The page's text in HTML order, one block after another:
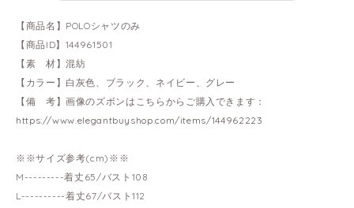
【商品名】POLOシャツのみ
【商品ID】144961501
【素 材】混紡
【カラー】白灰色、ブラック、ネイビー、グレー
【備 考】画像のズボンはこちらからご購入できます：
https://www.elegantbuyshop.com/items/144962223
※※サイズ参考(cm)※※
M---------着丈65/バスト108
L----------着丈67/バスト112